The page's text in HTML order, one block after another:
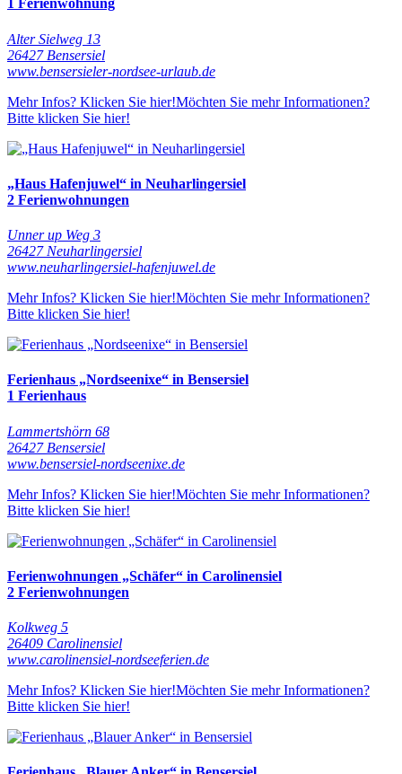
1 Ferienwohnung
Alter Sielweg 13
26427 Bensersiel
www.bensersieler-nordsee-urlaub.de
Mehr Infos? Klicken Sie hier!Möchten Sie mehr Informationen?
Bitte klicken Sie hier!
„Haus Hafenjuwel“ in Neuharlingersiel
2 Ferienwohnungen
Unner up Weg 3
26427 Neuharlingersiel
www.neuharlingersiel-hafenjuwel.de
Mehr Infos? Klicken Sie hier!Möchten Sie mehr Informationen?
Bitte klicken Sie hier!
Ferienhaus „Nordseenixe“ in Bensersiel
1 Ferienhaus
Lammertshörn 68
26427 Bensersiel
www.bensersiel-nordseenixe.de
Mehr Infos? Klicken Sie hier!Möchten Sie mehr Informationen?
Bitte klicken Sie hier!
Ferienwohnungen „Schäfer“ in Carolinensiel
2 Ferienwohnungen
Kolkweg 5
26409 Carolinensiel
www.carolinensiel-nordseeferien.de
Mehr Infos? Klicken Sie hier!Möchten Sie mehr Informationen?
Bitte klicken Sie hier!